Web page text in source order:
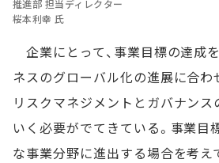
推進部 担当ディレクター
桜本利幸 氏
企業にとって、事業目標の達成
ネスのグローバル化の進展に合わ
リスクマネジメントとガバナン
いく必要がでてきている。事業目
な事業分野に進出する場合を考え